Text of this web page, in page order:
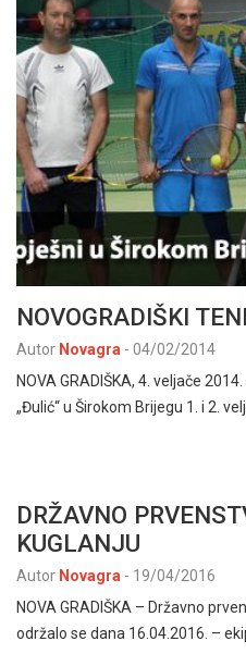
NOVOGRADIŠKI
Autor Novagra - 04/02/2014
NOVA GRADIŠKA, 4. veljače
„Đulić“ u Širokom Brijegu 1. i 2.
DRŽAVNO
KUGLANJU
Autor Novagra - 19/04/2016
NOVA GRADIŠKA – Državno
održalo se dana 16.04.2016. –